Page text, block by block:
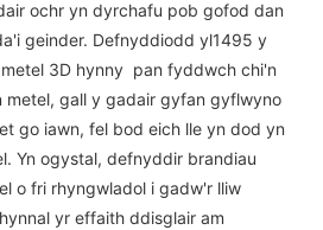
ochr yn dyrchafu pob gofod dan
geinder. Defnyddiodd yl1495 y
3D hynny pan fyddwch chi'n
metel, gall y gadair gyfan gyflwyno
go iawn, fel bod eich lle yn dod yn
Yn ogystal, defnyddir brandiau
o fri rhyngwladol i gadw'r lliw
yr effaith ddisglair am